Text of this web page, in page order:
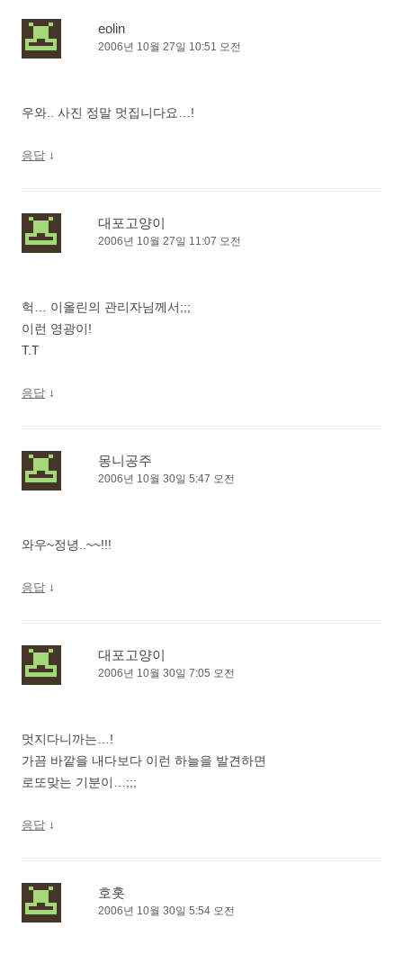
션
eolin
2006년 10월 27일 10:51 오전
우와.. 사진 정말 멋집니다요…!
응답 ↓
대포고양이
2006년 10월 27일 11:07 오전
헉… 이올린의 관리자님께서;;;
이런 영광이!
T.T
응답 ↓
몽니공주
2006년 10월 30일 5:47 오전
와우~정녕..~~!!!
응답 ↓
대포고양이
2006년 10월 30일 7:05 오전
멋지다니까는…!
가끔 바깥을 내다보다 이런 하늘을 발견하면
로또맞는 기분이…;;;
응답 ↓
호홋
2006년 10월 30일 5:54 오전